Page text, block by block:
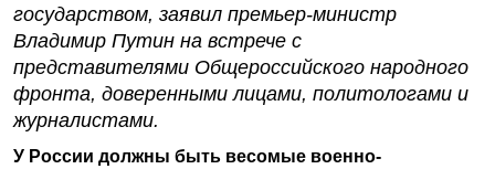
государством, заявил премьер-министр
Владимир Путин на встрече с
представителями Общероссийского народного
фронта, доверенными лицами, политологами и
журналистами.
У России должны быть весомые военно-